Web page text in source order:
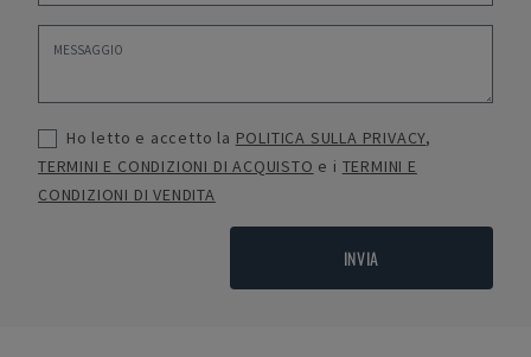
Ho letto e accetto la POLITICA SULLA PRIVACY,
TERMINI E CONDIZIONI DI ACQUISTO e i TERMINI E
CONDIZIONI DI VENDITA
INVIA